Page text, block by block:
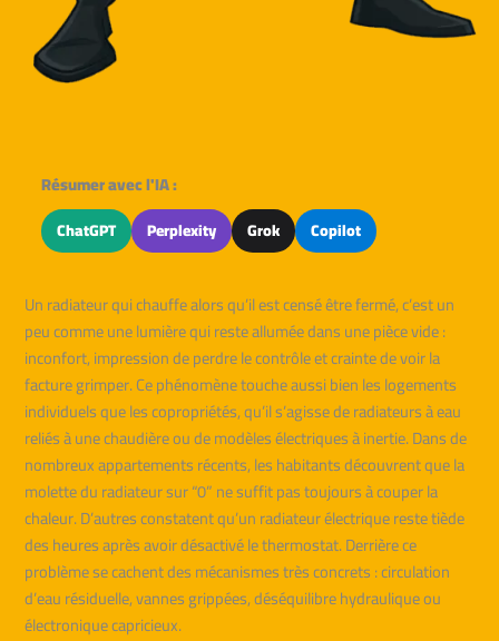
Résumer avec l'IA :
ChatGPT Perplexity Grok Copilot
Un radiateur qui chauffe alors qu’il est censé être fermé, c’est un
peu comme une lumière qui reste allumée dans une pièce vide :
inconfort, impression de perdre le contrôle et crainte de voir la
facture grimper. Ce phénomène touche aussi bien les logements
individuels que les copropriétés, qu’il s’agisse de radiateurs à eau
reliés à une chaudière ou de modèles électriques à inertie. Dans de
nombreux appartements récents, les habitants découvrent que la
molette du radiateur sur “0” ne suffit pas toujours à couper la
chaleur. D’autres constatent qu’un radiateur électrique reste tiède
des heures après avoir désactivé le thermostat. Derrière ce
problème se cachent des mécanismes très concrets : circulation
d’eau résiduelle, vannes grippées, déséquilibre hydraulique ou
électronique capricieux.